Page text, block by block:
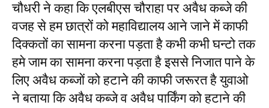
चौधरी ने कहा कि एलबीएस चौराहा पर अवैध कब्जे की
वजह से हम छात्रों को महाविद्यालय आने जाने में काफी
दिक्कतों का सामना करना पड़ता है कभी कभी घन्टो तक
हमे जाम का सामना करना पड़ता है इससे निजात पाने के
लिए अवैध कब्जों को हटाने की काफी जरूरत है युवाओ
ने बताया कि अवैध कब्जे व अवैध पार्किंग को हटाने की